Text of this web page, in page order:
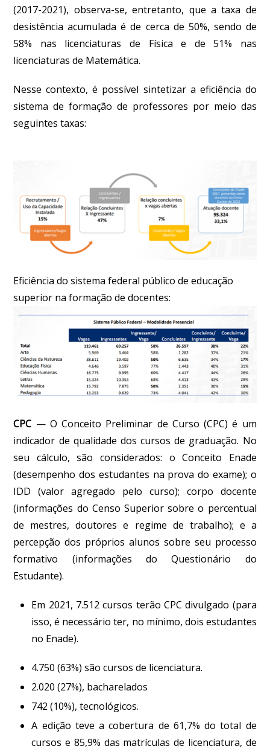
(2017-2021), observa-se, entretanto, que a taxa de
desistência acumulada é de cerca de 50%, sendo de
58% nas licenciaturas de Física e de 51% nas
licenciaturas de Matemática.
Nesse contexto, é possível sintetizar a eficiência do
sistema de formação de professores por meio das
seguintes taxas:
Eficiência do sistema federal público de educação
superior na formação de docentes:
CPC — O Conceito Preliminar de Curso (CPC) é um
indicador de qualidade dos cursos de graduação. No
seu cálculo, são considerados: o Conceito Enade
(desempenho dos estudantes na prova do exame); o
IDD (valor agregado pelo curso); corpo docente
(informações do Censo Superior sobre o percentual
de mestres, doutores e regime de trabalho); e a
percepção dos próprios alunos sobre seu processo
formativo (informações do Questionário do
Estudante).
Em 2021, 7.512 cursos terão CPC divulgado (para
isso, é necessário ter, no mínimo, dois estudantes
no Enade).
4.750 (63%) são cursos de licenciatura.
2.020 (27%), bacharelados
742 (10%), tecnológicos.
A edição teve a cobertura de 61,7% do total de
cursos e 85,9% das matrículas de licenciatura, de